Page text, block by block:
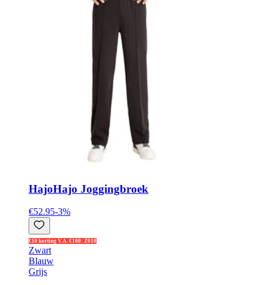
HajoHajo Joggingbroek
€52.95-3%
€10 korting V.A. €100: Z010
Zwart
Blauw
Grijs